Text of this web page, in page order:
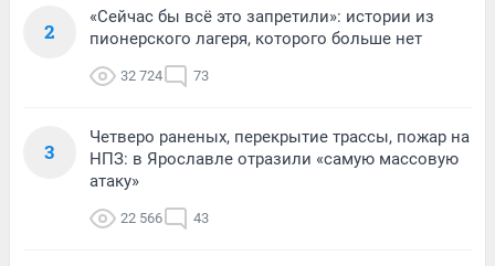
2
«Сейчас бы всё это запретили»: истории из
пионерского лагеря, которого больше нет
32 724 73
3
Четверо раненых, перекрытие трассы, пожар на
НПЗ: в Ярославле отразили «самую массовую
атаку»
22 566 43